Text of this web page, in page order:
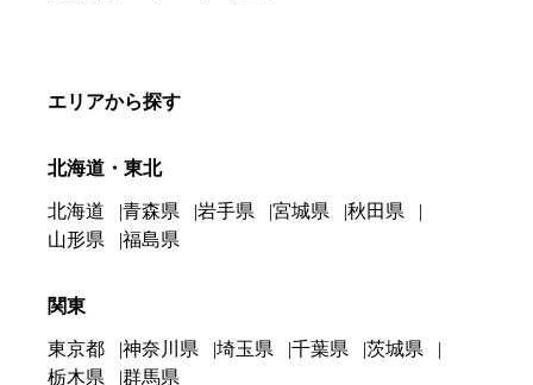
エリアから探す
北海道・東北
北海道 青森県 岩手県 宮城県
秋田県
山形県
福島県
関東
東京都 神奈川県 埼玉県 千葉県
茨城県
栃木県
群馬県